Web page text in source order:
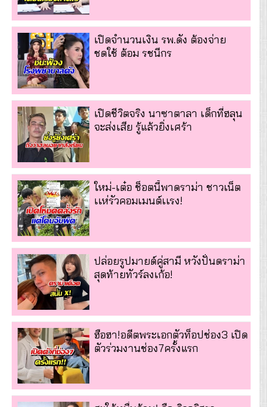
เปิดจำนวนเงิน รพ.ดัง ต้องจ่าย
ชดใช้ ต้อม รชนีกร
เปิดชีวิตจริง นาซาตาลา เด็กที่ฮลุน
จะส่งเสีย รู้แล้วยิ่งเศร้า
ใหม่-เต๋อ ช็อตนี้พาดราม่า ชาวเน็ต
เเห่รัวคอมเมนต์เเรง!
ปล่อยรูปมายด์คู่สามี หวังปั่นดราม่า
สุดท้ายทัวร์ลงเก้อ!
ฮือฮา!อดีตพระเอกตัวท็อปช่อง3 เปิด
ตัวร่วมงานช่อง7ครั้งแรก